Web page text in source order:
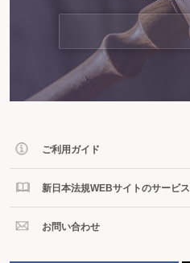
ご利用ガイド
新日本法規WEBサイトのサービス
お問い合わせ